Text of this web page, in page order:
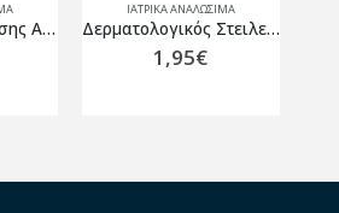
Βελόνες μιας Χρήσης Αποστειρωμένες SoftCare G-19 x 1 1/2″ 1.10x40mm 100 τμχ
ΙΑΤΡΙΚΑ ΑΝΑΛΩΣΙΜΑ
Δερματολογικός Στειλεός Βιοψίας 3 mm
1,95€